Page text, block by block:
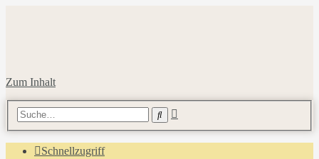
Zum Inhalt
Suche
Schnellzugriff